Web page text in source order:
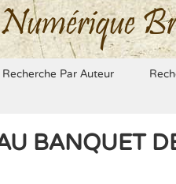
Recherche Par Auteur
BANQUET